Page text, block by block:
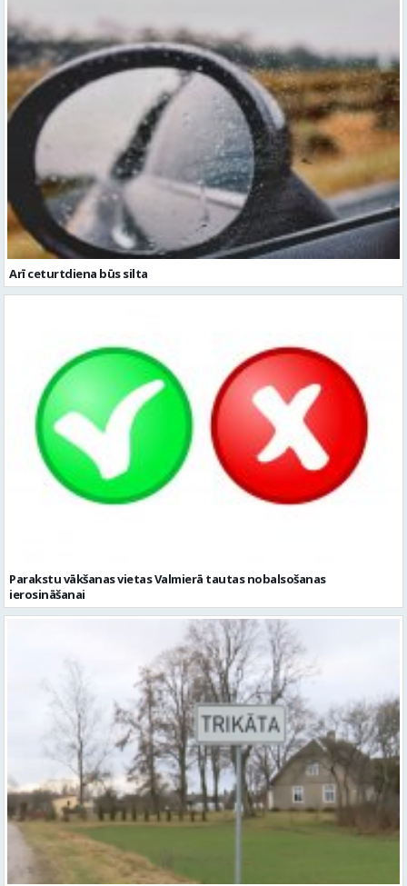
Arī ceturtdiena būs silta
Parakstu vākšanas vietas Valmierā tautas nobalsošanas
ierosināšanai